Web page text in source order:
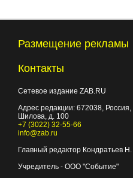
Размещение рекламы
Контакты
Сетевое издание ZAB.RU
Адрес редакции: 672038 ,
Шилова, д. 100
+7 (3022) 32-55-66
info@zab.ru
Главный редактор Кондратьев Н.
Учредитель - ООО "Событие"